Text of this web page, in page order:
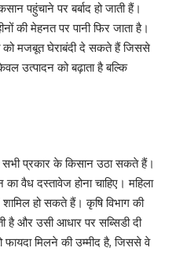
पहुंचाने पर बर्बाद हो जाती हैं।
की मेहनत पर पानी फिर जाता है।
मजबूत घेराबंदी दे सकते हैं जिससे
उत्पादन को बढ़ाता है बल्कि
प्रकार के किसान उठा सकते हैं।
वैध दस्तावेज होना चाहिए। महिला
हो सकते हैं। कृषि विभाग की
है और उसी आधार पर सब्सिडी दी
मिलने की उम्मीद है, जिससे वे